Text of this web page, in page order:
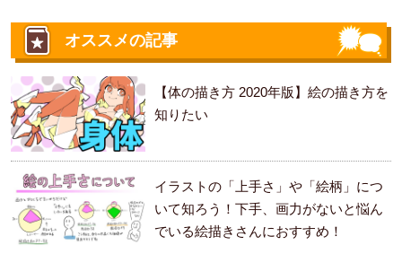
オススメの記事
【体の描き方 2020年版】絵の描き方を
知りたい
イラストの「上手さ」や「絵柄」につ
いて知ろう！下手、画力がないと悩ん
でいる絵描きさんにおすすめ！